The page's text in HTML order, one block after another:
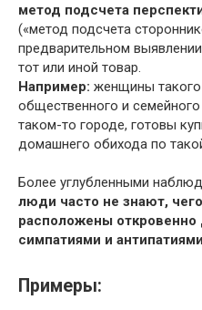
метод подсчета
(«метод подсчета
предварительном
тот или иной товар.
Например: женщины
общественного и
таком-то городе, готовы
домашнего обихода по
Более углубленными
люди часто не знают,
расположены откровенно
симпатиями и
Примеры: